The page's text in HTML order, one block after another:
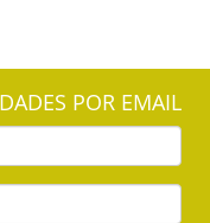
POR EMAIL